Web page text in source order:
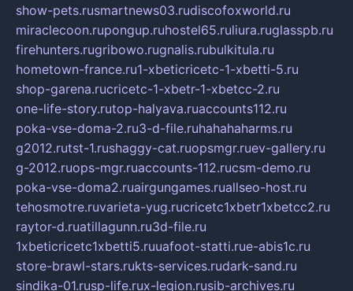
show-pets.rusmartnews03.rudiscofoxworld.ru
miraclecoon.rupongup.ruhostel65.ruliura.ruglasspb.ru
firehunters.rugribowo.rugnalis.rubulkitula.ru
hometown-france.ru1-xbeticricetc-1-xbetti-5.ru
shop-garena.rucricetc-1-xbetr-1-xbetcc-2.ru
one-life-story.rutop-halyava.ruaccounts112.ru
poka-vse-doma-2.ru3-d-file.ruhahahaharms.ru
g2012.rutst-1.rushaggy-cat.ruopsmgr.ruev-gallery.ru
g-2012.ruops-mgr.ruaccounts-112.rucsm-demo.ru
poka-vse-doma2.ruairgungames.ruallseo-host.ru
tehosmotre.ruvarieta-yug.rucricetc1xbetr1xbetcc2.ru
raytor-d.ruatillagunn.ru3d-file.ru
1xbeticricetc1xbetti5.ruuafoot-statti.rue-abis1c.ru
store-brawl-stars.rukts-services.rudark-sand.ru
sindika-01.rusp-life.rux-legion.rusib-archives.ru